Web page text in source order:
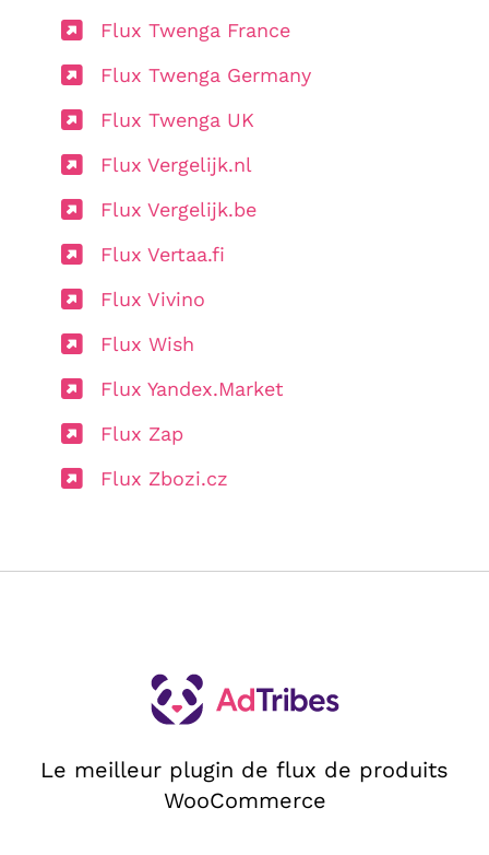
Flux Twenga France
Flux Twenga Germany
Flux Twenga UK
Flux Vergelijk.nl
Flux Vergelijk.be
Flux Vertaa.fi
Flux Vivino
Flux Wish
Flux Yandex.Market
Flux Zap
Flux Zbozi.cz
Le meilleur plugin de flux de produits
WooCommerce